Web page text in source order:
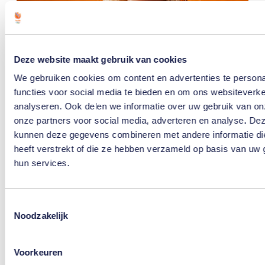
Deze website maakt gebruik van cookies
We gebruiken cookies om content en advertenties te
functies voor social media te bieden en om ons
analyseren. Ook delen we informatie over uw gebruik van
onze partners voor social media, adverteren en analyse.
kunnen deze gegevens combineren met andere informatie
heeft verstrekt of die ze hebben verzameld op basis van uw
hun services.
Noodzakelijk
Voorkeuren